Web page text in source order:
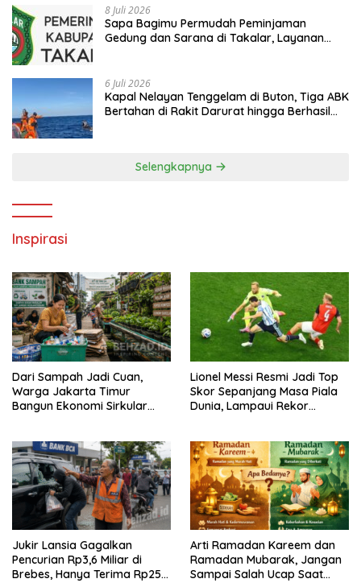
8 Juli 2026
Sapa Bagimu Permudah Peminjaman
Gedung dan Sarana di Takalar, Layanan
6 Juli 2026
Kapal Nelayan Tenggelam di Buton, Tiga ABK
Bertahan di Rakit Darurat hingga Berhasil
Selengkapnya
Inspirasi
Dari Sampah Jadi Cuan,
Warga Jakarta Timur
Bangun Ekonomi Sirkular
Lionel Messi Resmi Jadi Top
Skor Sepanjang Masa Piala
Dunia, Lampaui Rekor
Jukir Lansia Gagalkan
Pencurian Rp3,6 Miliar di
Brebes, Hanya Terima Rp25
Arti Ramadan Kareem dan
Ramadan Mubarak, Jangan
Sampai Salah Ucap Saat